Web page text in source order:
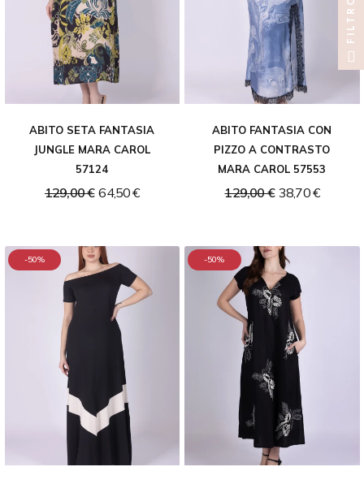
ABITO SETA FANTASIA
JUNGLE MARA CAROL
57124
129,00 € 64,50 €
ABITO FANTASIA CON
PIZZO A CONTRASTO
MARA CAROL 57553
129,00 € 38,70 €
-50% -50%
FILTRO